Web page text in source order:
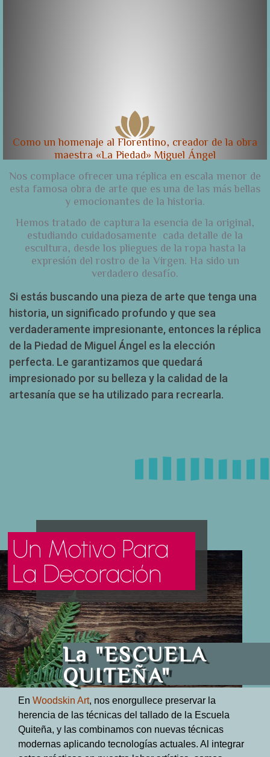
Como un homenaje al Florentino, creador de la obra
maestra «La Piedad» Miguel Ángel
Nos complace ofrecer una réplica en escala menor de
esta famosa obra de arte que es una de las más bellas
y emocionantes de la historia.
Hemos tratado de captura la esencia de la original,
estudiando cuidadosamente cada detalle de la
escultura, desde los pliegues de la ropa hasta la
expresión del rostro de la Virgen. Ha sido un
verdadero desafío.
Si estás buscando una pieza de arte que tenga una
historia, un significado profundo y que sea
verdaderamente impresionante, entonces la réplica
de la Piedad de Miguel Ángel es la elección
perfecta. Le garantizamos que quedará
impresionado por su belleza y la calidad de la
artesanía que se ha utilizado para recrearla.
Un Motivo Para
La Decoración
La "ESCUELA
QUITEÑA"
En Woodskin Art, nos enorgullece preservar la
herencia de las técnicas del tallado de la Escuela
Quiteña, y las combinamos con nuevas técnicas
modernas aplicando tecnologías actuales. Al integrar